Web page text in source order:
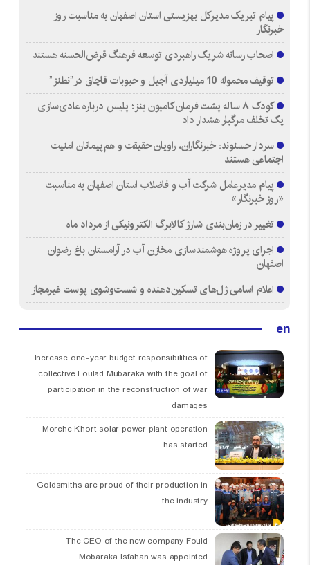
پیام تبریک مدیرکل بهزیستی استان اصفهان به مناسبت روز
خبرنگار
اصحاب رسانه شریک راهبردی توسعه فرهنگ قرض‌الحسنه هستند
توقیف محموله 10 میلیاردی آجیل و حبوبات قاچاق در”نطنز”
کودک ۸ ساله پشت فرمان کامیون بنز؛ پلیس درباره عادی‌سازی
یک تخلف مرگبار هشدار داد
سردار حسنوند: خبرنگاران، راویان حقیقت و هم‌پیمانان امنیت
اجتماعی هستند
پیام مدیرعامل شرکت آب و فاضلاب استان اصفهان به مناسبت
«روز خبرنگار»
تغییر در زمان‌بندی شارژ کالابرگ الکترونیکی از مرداد ماه
اجرای پروژه هوشمندسازی مخازن آب در آرامستان‌ باغ رضوان
اصفهان
اعلام اسامی ژل‌های تسکین‌دهنده و شست‌وشوی پوست غیرمجاز
en
Increase one-year budget responsibilities of
collective Foulad Mubaraka with the goal of
participation in the reconstruction of war
damages
Morche Khort solar power plant operation
has started
Goldsmiths are proud of their production in
the industry
The CEO of the new company Fould
Mobaraka Isfahan was appointed